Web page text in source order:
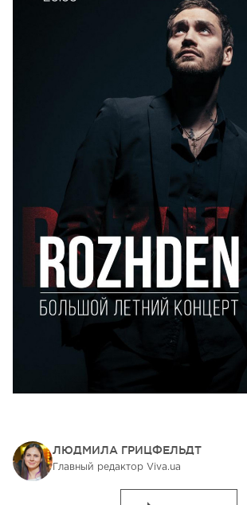
ЛЮДМИЛА ГРИЦФЕЛЬДТ
Главный редактор Viva.ua